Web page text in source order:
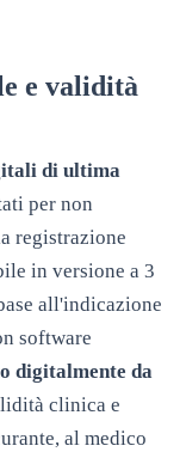
e validità
di ultima
per non
registrazione
in versione a 3
all'indicazione
software
digitalmente da
clinica e
al medico